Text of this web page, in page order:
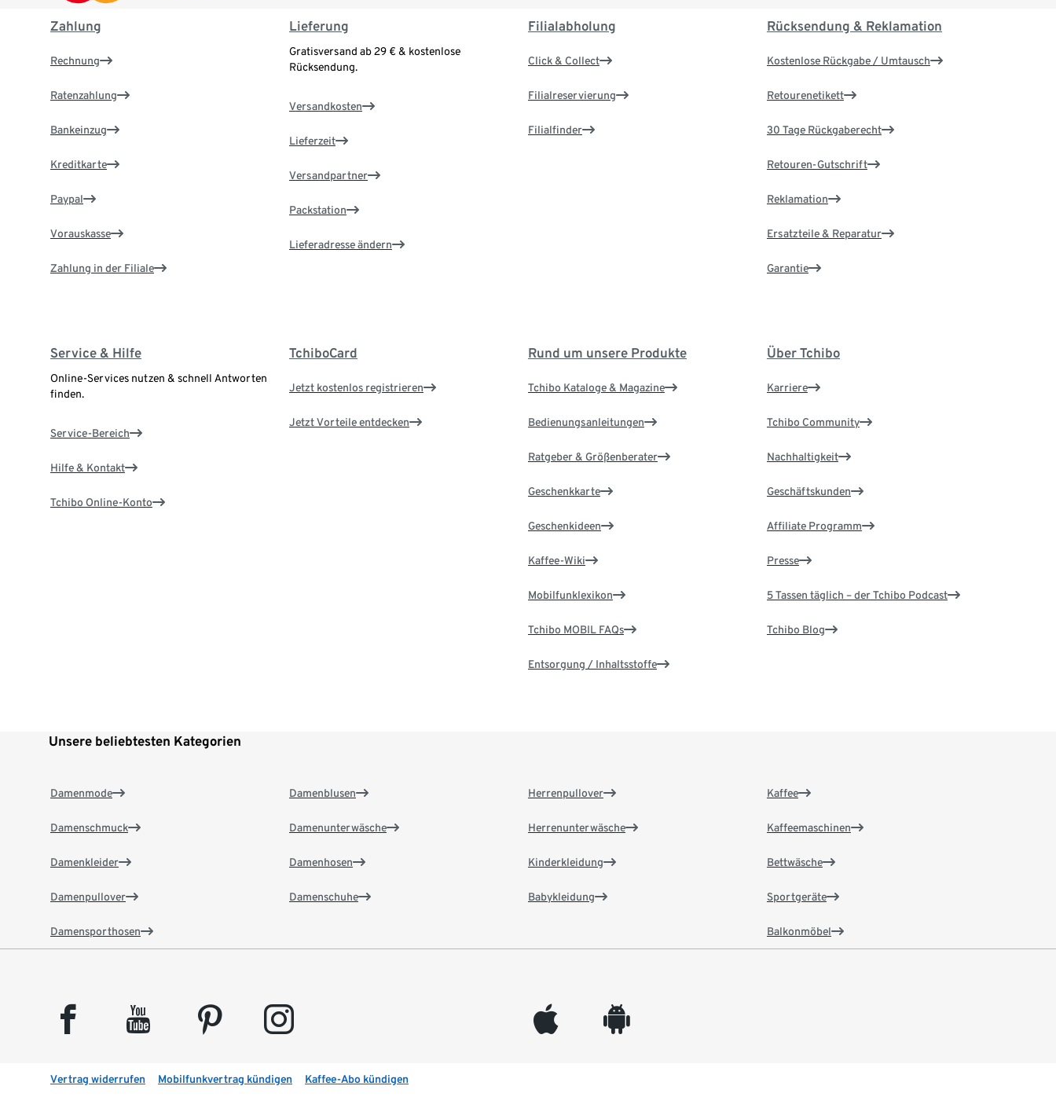
Zahlung
Rechnung
Ratenzahlung
Bankeinzug
Kreditkarte
Paypal
Vorauskasse
Zahlung in der Filiale
Lieferung
Gratisversand ab 29 € & kostenlose
Rücksendung.
Versandkosten
Lieferzeit
Versandpartner
Packstation
Lieferadresse ändern
Filialabholung
Click & Collect
Filialreservierung
Filialfinder
Rücksendung & Reklamation
Kostenlose Rückgabe / Umtausch
Retourenetikett
30 Tage Rückgaberecht
Retouren-Gutschrift
Reklamation
Ersatzteile & Reparatur
Garantie
Service & Hilfe
Online-Services nutzen & schnell Antworten
finden.
Service-Bereich
Hilfe & Kontakt
Tchibo Online-Konto
TchiboCard
Jetzt kostenlos registrieren
Jetzt Vorteile entdecken
Rund um unsere Produkte
Tchibo Kataloge & Magazine
Bedienungsanleitungen
Ratgeber & Größenberater
Geschenkkarte
Geschenkideen
Kaffee-Wiki
Mobilfunklexikon
Tchibo MOBIL FAQs
Entsorgung / Inhaltsstoffe
Über Tchibo
Karriere
Tchibo Community
Nachhaltigkeit
Geschäftskunden
Affiliate Programm
Presse
5 Tassen täglich – der Tchibo Podcast
Tchibo Blog
Unsere beliebtesten Kategorien
Damenmode
Damenschmuck
Damenkleider
Damenpullover
Damensporthosen
Damenblusen
Damenunterwäsche
Damenhosen
Damenschuhe
Herrenpullover
Herrenunterwäsche
Kinderkleidung
Babykleidung
Kaffee
Kaffeemaschinen
Bettwäsche
Sportgeräte
Balkonmöbel
facebook youtube pinterest instagram appleinc android
Vertrag widerrufen Mobilfunkvertrag kündigen Kaffee-Abo kündigen